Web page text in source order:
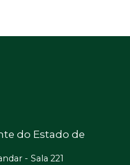
do Estado de
- Sala 221